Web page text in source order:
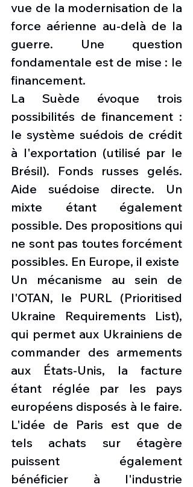
vue de la modernisation de la
force aérienne au-delà de la
guerre. Une question
fondamentale est de mise : le
financement.
La Suède évoque trois
possibilités de financement :
le système suédois de crédit
à l'exportation (utilisé par le
Brésil). Fonds russes gelés.
Aide suédoise directe. Un
mixte étant également
possible. Des propositions qui
ne sont pas toutes forcément
possibles. En Europe, il existe
Un mécanisme au sein de
l'OTAN, le PURL (Prioritised
Ukraine Requirements List),
qui permet aux Ukrainiens de
commander des armements
aux États-Unis, la facture
étant réglée par les pays
européens disposés à le faire.
L'idée de Paris est que de
tels achats sur étagère
puissent également
bénéficier à l'industrie